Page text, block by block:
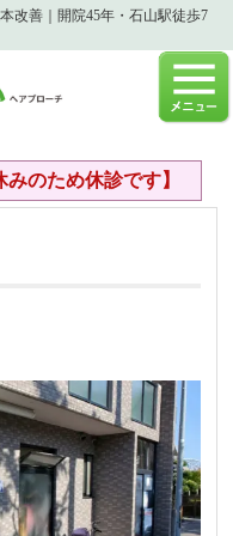
改善｜開院45年・石山駅徒歩7
みのため休診です】